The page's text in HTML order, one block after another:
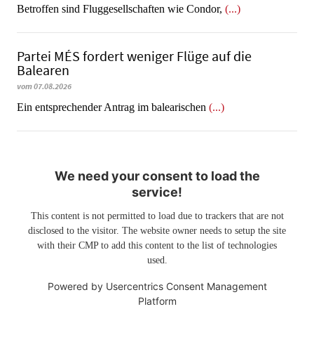
Betroffen sind Fluggesellschaften wie Condor, (...)
Partei MÉS fordert weniger Flüge auf die
Balearen
vom 07.08.2026
Ein entsprechender Antrag im balearischen (...)
We need your consent to load the
service!
This content is not permitted to load due to trackers that are not
disclosed to the visitor. The website owner needs to setup the site
with their CMP to add this content to the list of technologies
used.
Powered by Usercentrics Consent Management
Platform